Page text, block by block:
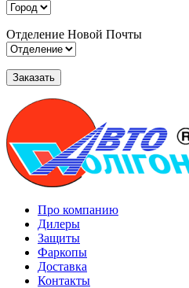
Отделение Новой Почты
Про компанию
Дилеры
Защиты
Фаркопы
Доставка
Контакты